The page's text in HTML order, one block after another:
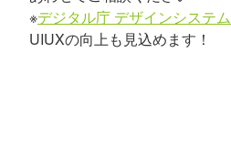
※デジタル庁 デザインシステム
UIUXの向上も見込めます！